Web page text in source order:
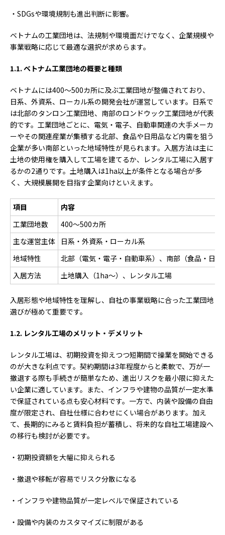
・SDGsや環境規制も進出判断に影響。
ベトナムの工業団地は、法規制や環境面だけでなく、企業規模や
事業戦略に応じて最適な選択が求めらます。
1.1. ベトナム工業団地の概要と種類
ベトナムには400〜500カ所に及ぶ工業団地が整備されており、
日系、外資系、ローカル系の開発会社が運営しています。日系で
は北部のタンロン工業団地、南部のロンドウック工業団地が代表
的です。工業団地ごとに、電気・電子、自動車関連の大手メーカ
ーやその関連産業が集積する北部、食品や日用品など内需を狙う
企業が多い南部といった地域特性が見られます。入居方法は主に
土地の使用権を購入して工場を建てるか、レンタル工場に入居す
るかの2通りです。土地購入は1ha以上が条件となる場合が多
く、大規模展開を目指す企業向けといえます。
項目
内容
工業団地数
400〜500カ所
主な運営主体
日系・外資系・ローカル系
地域特性
北部（電気・電子・自動車系）、南部（食品・日
入居方法
土地購入（1ha〜）、レンタル工場
入居形態や地域特性を理解し、自社の事業戦略に合った工業団地
選びが極めて重要です。
1.2. レンタル工場のメリット・デメリット
レンタル工場は、初期投資を抑えつつ短期間で操業を開始できる
のが大きな利点です。契約期間は3年程度からと柔軟で、万が一
撤退する際も手続きが簡単なため、進出リスクを最小限に抑えた
い企業に適しています。また、インフラや建物の品質が一定水準
で保証されている点も安心材料です。一方で、内装や設備の自由
度が限定され、自社仕様に合わせにくい場合があります。加え
て、長期的にみると賃料負担が蓄積し、将来的な自社工場建設へ
の移行も検討が必要です。
・初期投資額を大幅に抑えられる
・撤退や移転が容易でリスク分散になる
・インフラや建物品質が一定レベルで保証されている
・設備や内装のカスタマイズに制限がある